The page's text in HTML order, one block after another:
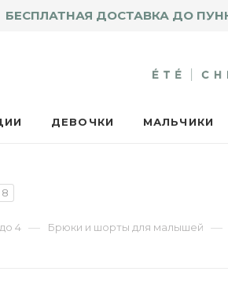
БЕСПЛАТНАЯ ДОСТАВКА ДО
ДЕВОЧКИ МАЛЬЧИКИ
8
4 — Брюки и шорты для малышей —